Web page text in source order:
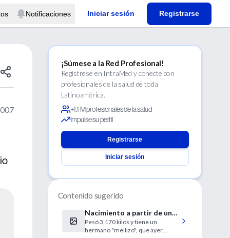
Notificaciones Iniciar sesión Registrarse
¡Súmese a la Red Profesional!
Regístrese en IntraMed y conecte con
profesionales de la salud de toda
Latinoamérica.
+1.1 M profesionales de la salud
Impulse su perfil
Registrarse
Iniciar sesión
Contenido sugerido
Nacimiento a partir de un
embrión congelado durante
una década
Pesó 3,170 kilos y tiene un
hermano "mellizo", que ayer